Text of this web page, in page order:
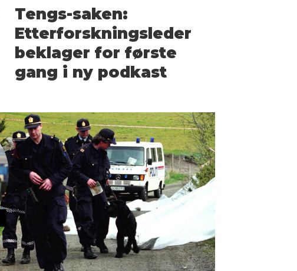
Tengs-saken:
Etterforsknings­leder
beklager for første
gang i ny podkast